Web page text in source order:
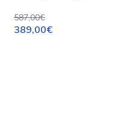
587,00€
389,00€